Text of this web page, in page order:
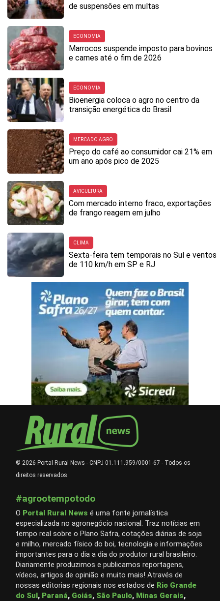
de suspensões em multas
ECONOMIA
Marrocos suspende imposto para bovinos
e carnes até o fim de 2026
ECONOMIA
Bioenergia coloca o agro no centro da
transição energética do Brasil
MERCADO AGRO
Preço do café ao consumidor cai 21% em
um ano após pico de 2025
AVICULTURA
Com mercado interno fraco, exportações
de frango reagem em julho
CLIMA
Sexta-feira tem temporais no Sul e ventos
de 110 km/h em SP e RJ
© 2026 Portal Rural News - CNPJ 01.111.959/0001-67 - Todos os
direitos reservados.
#agrootempotodo
O Portal Rural News é uma fonte jornalística
especializada no agronegócio nacional. Traz notícias em
tempo real sobre o Plano Safra, cotações diárias de soja
e milho, mercado físico do boi, tecnologia e informações
importantes para o dia a dia do produtor rural brasileiro.
Diariamente produzimos e publicamos reportagens,
vídeos, artigos de opinião e muito mais! Através de
nossas editorias regionais nos estados de Rio Grande
do Sul, Paraná, Goiás, São Paulo, Minas Gerais,